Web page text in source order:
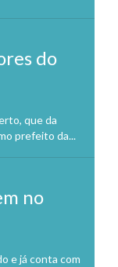
do
que da
prefeito da...
no
e já conta com